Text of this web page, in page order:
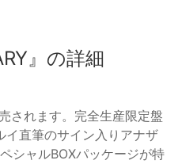
』の詳細
されます。完全生産限定盤
直筆のサイン入りアナザ
シャルBOXパッケージが特